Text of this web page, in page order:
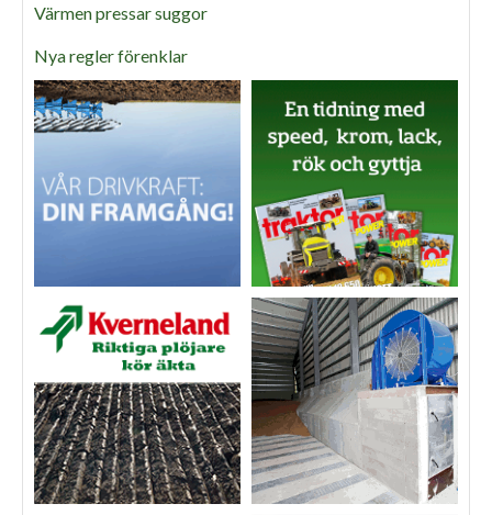
Värmen pressar suggor
Nya regler förenklar